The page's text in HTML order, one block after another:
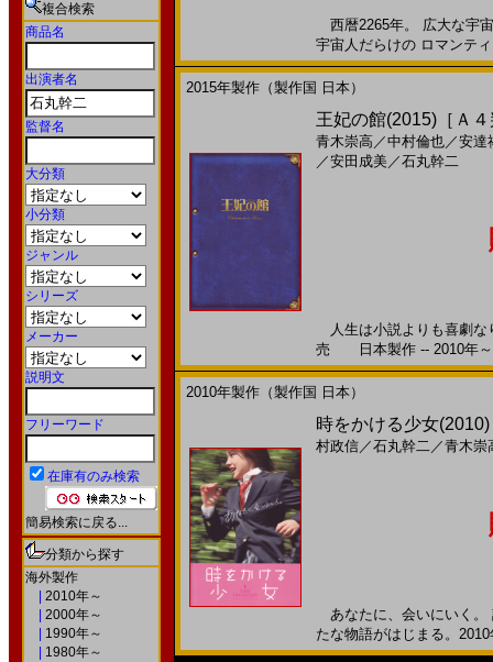
複合検索
商品名
出演者名
監督名
大分類
小分類
ジャンル
シリーズ
メーカー
説明文
フリーワード
在庫有のみ検索
簡易検索に戻る...
分類から探す
海外製作
2010年～
2000年～
1990年～
1980年～
西暦2265年。 広大な宇
宇宙人だらけの ロマンテ
2015年製作（製作国 日本）
王妃の館(2015)［Ａ
青木崇高／中村倫也／安達
／安田成美／石丸幹二
人生は小説よりも喜劇な
売 日本製作 -- 2010年～
2010年製作（製作国 日本）
時をかける少女
村政信／石丸幹二／青木崇
あなたに、会いにいく。
たな物語がはじまる。